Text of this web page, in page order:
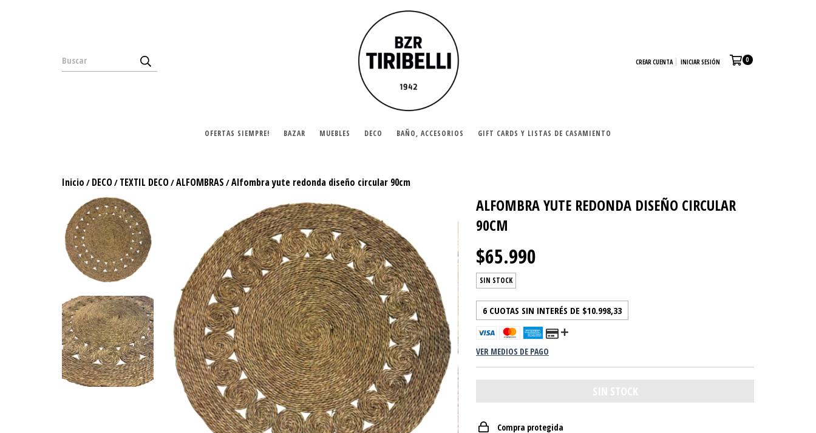
CREAR CUENTA INICIAR SESIÓN 0
OFERTAS SIEMPRE! BAZAR MUEBLES DECO BAÑO, ACCESORIOS GIFT CARDS Y LISTAS DE CASAMIENTO
Inicio / DECO/ TEXTIL DECO/ALFOMBRAS /Alfombra yute redonda diseño circular 90cm
ALFOMBRA YUTE REDONDA DISEÑO CIRCULAR
90CM
$65.990
SIN STOCK
6 CUOTAS SIN INTERÉS DE $10.998,33
VER MEDIOS DE PAGO
Compra protegida